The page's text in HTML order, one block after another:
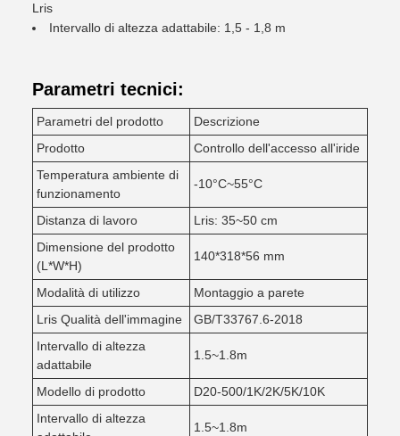
Lris
Intervallo di altezza adattabile: 1,5 - 1,8 m
Parametri tecnici:
Parametri del prodotto
Descrizione
Prodotto
Controllo dell'accesso all'iride
Temperatura ambiente di
funzionamento
-10°C~55°C
Distanza di lavoro
Lris: 35~50 cm
Dimensione del prodotto
(L*W*H)
140*318*56 mm
Modalità di utilizzo
Montaggio a parete
Lris Qualità dell'immagine
GB/T33767.6-2018
Intervallo di altezza
adattabile
1.5~1.8m
Modello di prodotto
D20-500/1K/2K/5K/10K
Intervallo di altezza
1.5~1.8m